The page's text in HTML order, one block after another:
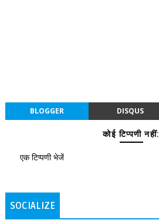
BLOGGER DISQUS
कोई टिप्पणी नहीं:
एक टिप्पणी भेजें
SOCIALIZE